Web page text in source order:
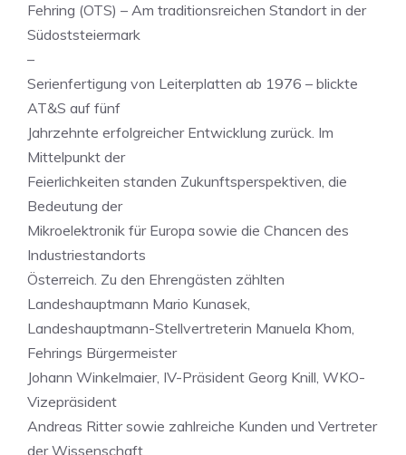
Fehring (OTS) – Am traditionsreichen Standort in der
Südoststeiermark
–
Serienfertigung von Leiterplatten ab 1976 – blickte
AT&S auf fünf
Jahrzehnte erfolgreicher Entwicklung zurück. Im
Mittelpunkt der
Feierlichkeiten standen Zukunftsperspektiven, die
Bedeutung der
Mikroelektronik für Europa sowie die Chancen des
Industriestandorts
Österreich. Zu den Ehrengästen zählten
Landeshauptmann Mario Kunasek,
Landeshauptmann-Stellvertreterin Manuela Khom,
Fehrings Bürgermeister
Johann Winkelmaier, IV-Präsident Georg Knill, WKO-
Vizepräsident
Andreas Ritter sowie zahlreiche Kunden und Vertreter
der Wissenschaft